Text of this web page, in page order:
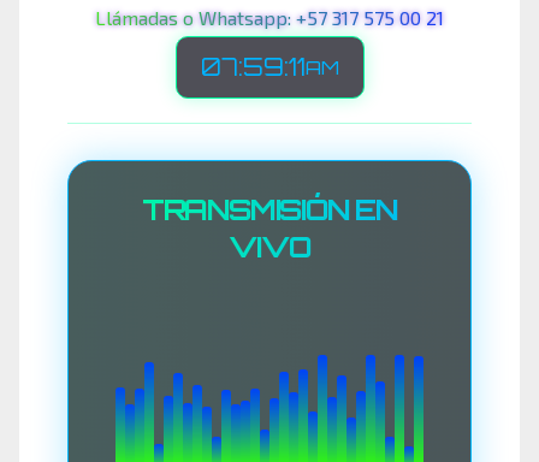
Llámadas o Whatsapp: +57 317 575 00 21
07:59:13AM
TRANSMISIÓN EN
VIVO